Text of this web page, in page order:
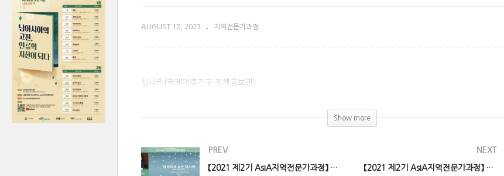
AUGUST 10, 2023 지역전문가과정
심나리(국제이주기구 정책공보관)
Show more
PREV
【2021 제2기 AsIA지역전문가과정】 2강. 데이터로 보는 아시아
NEXT
【2021 제2기 AsIA지역전문가과정】 4강. 동아시아 담론의 동아시아화